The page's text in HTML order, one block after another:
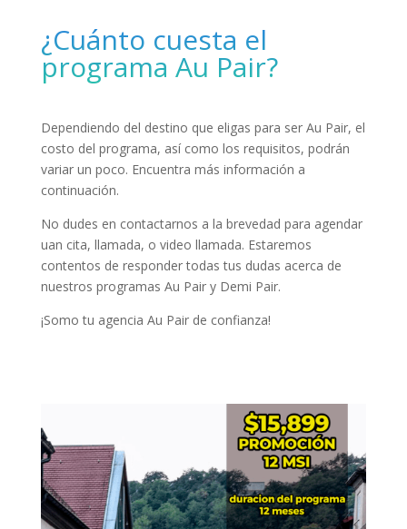
¿Cuánto cuesta el
programa Au Pair?
Dependiendo del destino que eligas para ser Au Pair, el
costo del programa, así como los requisitos, podrán
variar un poco. Encuentra más información a
continuación.
No dudes en contactarnos a la brevedad para agendar
uan cita, llamada, o video llamada. Estaremos
contentos de responder todas tus dudas acerca de
nuestros programas Au Pair y Demi Pair.
¡Somo tu agencia Au Pair de confianza!